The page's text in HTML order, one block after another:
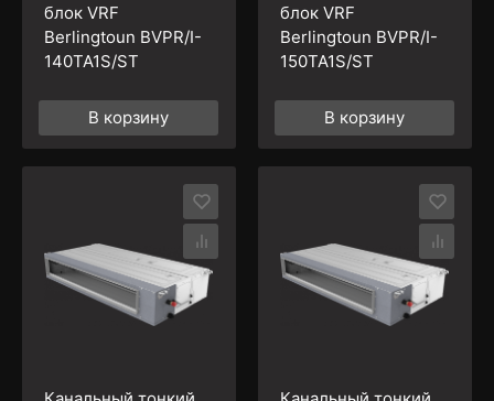
блок VRF
Berlingtoun BVPR/I-
140TA1S/ST
В корзину
блок VRF
Berlingtoun BVPR/I-
150TA1S/ST
В корзину